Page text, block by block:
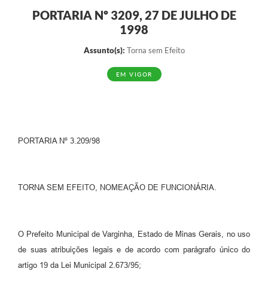
PORTARIA Nº 3209, 27 DE JULHO DE
1998
Assunto(s): Torna sem Efeito
EM VIGOR
PORTARIA Nº 3.209/98
TORNA SEM EFEITO, NOMEAÇÃO DE FUNCIONÁRIA.
O Prefeito Municipal de Varginha, Estado de Minas Gerais, no uso
de suas atribuições legais e de acordo com parágrafo único do
artigo 19 da Lei Municipal 2.673/95;